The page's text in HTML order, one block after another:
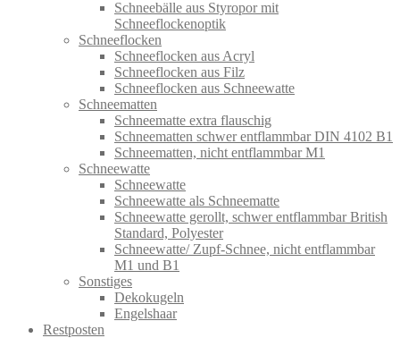
Schneebälle aus Styropor mit
Schneeflockenoptik
Schneeflocken
Schneeflocken aus Acryl
Schneeflocken aus Filz
Schneeflocken aus Schneewatte
Schneematten
Schneematte extra flauschig
Schneematten schwer entflammbar DIN 4102 B1
Schneematten, nicht entflammbar M1
Schneewatte
Schneewatte
Schneewatte als Schneematte
Schneewatte gerollt, schwer entflammbar British
Standard, Polyester
Schneewatte/ Zupf-Schnee, nicht entflammbar
M1 und B1
Sonstiges
Dekokugeln
Engelshaar
Restposten